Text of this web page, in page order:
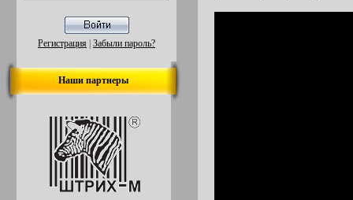
Регистрация Забыли пароль?
Наши партнеры